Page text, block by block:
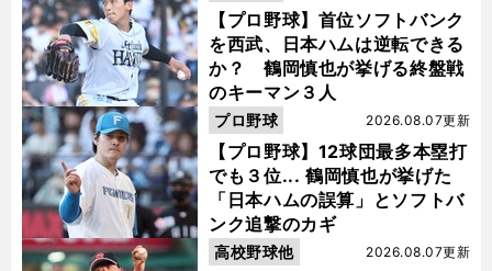
【プロ野球】首位ソフトバンク
を西武、日本ハムは逆転できる
か？ 鶴岡慎也が挙げる終盤戦
のキーマン３人
【プロ野球】12球団最多本塁打
でも３位... 鶴岡慎也が挙げた
「日本ハムの誤算」とソフトバ
ンク追撃のカギ
2026.08.07更新
プロ野球
2026.08.07更新
高校野球他